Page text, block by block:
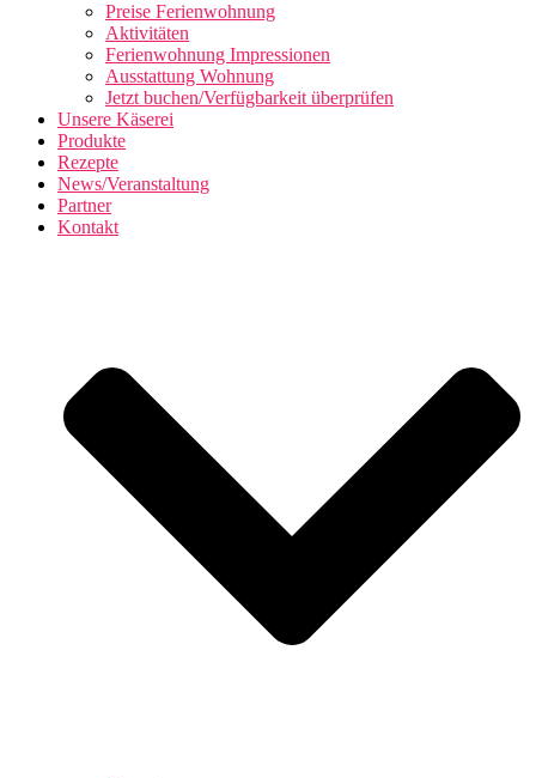
Preise Ferienwohnung
Aktivitäten
Ferienwohnung Impressionen
Ausstattung Wohnung
Jetzt buchen/Verfügbarkeit überprüfen
Unsere Käserei
Produkte
Rezepte
News/Veranstaltung
Partner
Kontakt